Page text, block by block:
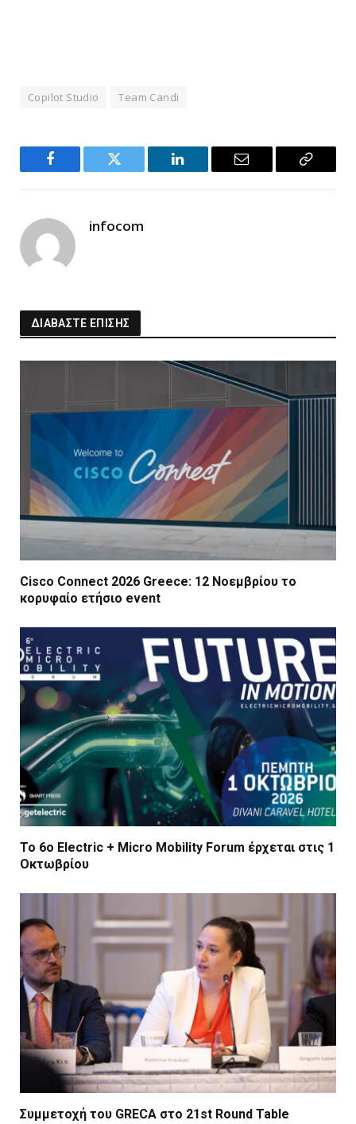
Copilot Studio Team Candi
Facebook Twitter LinkedIn Email
Copy
infocom
ΔΙΑΒΑΣΤΕ ΕΠΙΣΗΣ
Cisco Connect 2026 Greece: 12 Νοεμβρίου το
κορυφαίο ετήσιο event
Το 6ο Electric + Micro Mobility Forum έρχεται στις 1
Οκτωβρίου
Συμμετοχή του GRECA στο 21st Round Table